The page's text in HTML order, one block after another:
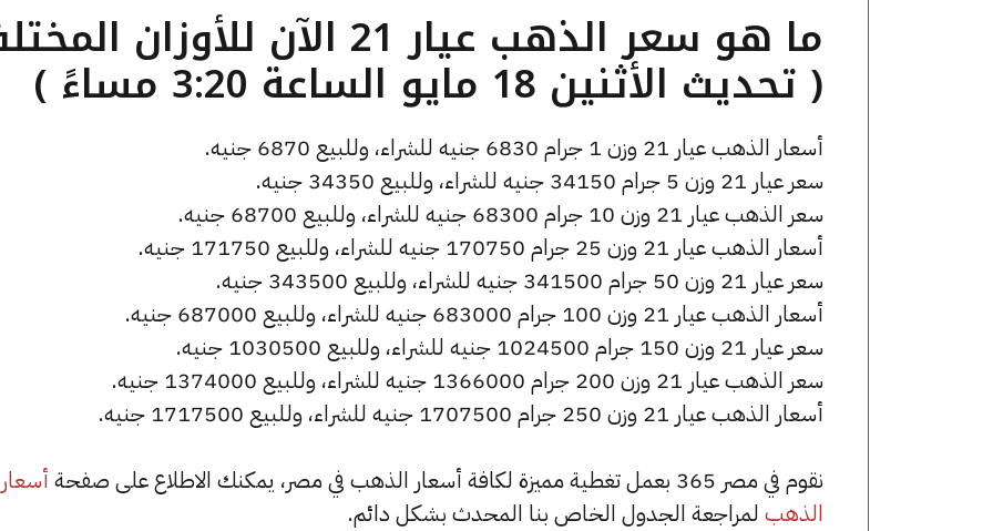
ما هو سعر الذهب عيار 21 الآن للأوزان
( تحديث الأثنين 18 مايو الساعة 3:20 مساءً )
أسعار الذهب عيار 21 وزن 1 جرام 6830 جنيه للشراء، وللبيع 6870 جنيه.
سعر عيار 21 وزن 5 جرام 34150 جنيه للشراء، وللبيع 34350 جنيه.
سعر الذهب عيار 21 وزن 10 جرام 68300 جنيه للشراء، وللبيع 68700 جنيه.
أسعار الذهب عيار 21 وزن 25 جرام 170750 جنيه للشراء، وللبيع 171750 جنيه.
سعر عيار 21 وزن 50 جرام 341500 جنيه للشراء، وللبيع 343500 جنيه.
أسعار الذهب عيار 21 وزن 100 جرام 683000 جنيه للشراء، وللبيع 687000 جنيه.
سعر عيار 21 وزن 150 جرام 1024500 جنيه للشراء، وللبيع 1030500 جنيه.
سعر الذهب عيار 21 وزن 200 جرام 1366000 جنيه للشراء، وللبيع 1374000 جنيه.
أسعار الذهب عيار 21 وزن 250 جرام 1707500 جنيه للشراء، وللبيع 1717500 جنيه.
نقوم في مصر 365 بعمل تغطية مميزة لكافة أسعار الذهب في مصر، يمكنك الاطلاع على صفحة
أسعار
الذهب لمراجعة الجدول الخاص بنا المحدث بشكل دائم.